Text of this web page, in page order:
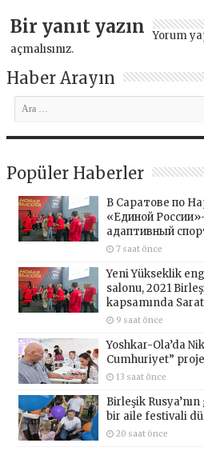
Bir yanıt yazın Yorum
açmalısınız.
Haber Arayın
Popüler Haberler
В Саратове по
«Единой
адаптивный
7 saat önce
Yeni Yükseklik
salonu, 2021
kapsamında
9 saat önce
Yoshkar-Ola’da
Cumhuriyet”
13 saat önce
Birleşik
bir aile festivali
20 saat önce